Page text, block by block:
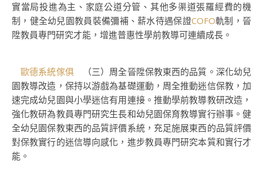
實當局投進為主、家庭公道分管、其他多渠道張羅經費的機
制，健全幼兒園教員裝備彌補、薪水待遇保證COFO軌制，晉
陞教員專門研究才能，增進普惠性學前教導可連續成長。
歐德系統傢俱（三）周全晉陞保教東西的品質。深化幼兒
園教導改造，保持以游戲為基礎運動，周全推動迷信保教，加
速完成幼兒園與小學迷信有用連接。推動學前教導教研改造，
強化教研為教員專門研究生長和幼兒園保育教導實行辦事。健
全幼兒園保教東西的品質評價系統，充足施展東西的品質評價
對保教實行的迷信導向感化，進步教員專門研究本質和實行才
能。